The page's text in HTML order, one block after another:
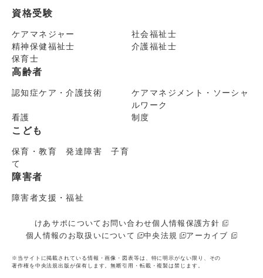
資格受験
ケアマネジャー
社会福祉士
精神保健福祉士
介護福祉士
保育士
高齢者
認知症ケア・介護技術
ケアマネジメント・ソーシャ
ルワーク
看護
制度
こども
保育・教育 発達障害 子育
て
障害者
障害者支援・福祉
けあサポについて お問い合わせ個人情報保護方針
個人情報のお取扱いについて
中央法規 アーカイブ
※当サイトに掲載されている情報・画像・図表等は、特に明示がない限り、その
著作権を中央法規出版が保有します。無断引用・転載・複製は禁じます。